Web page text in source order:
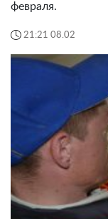
февраля.
21:21 08.02